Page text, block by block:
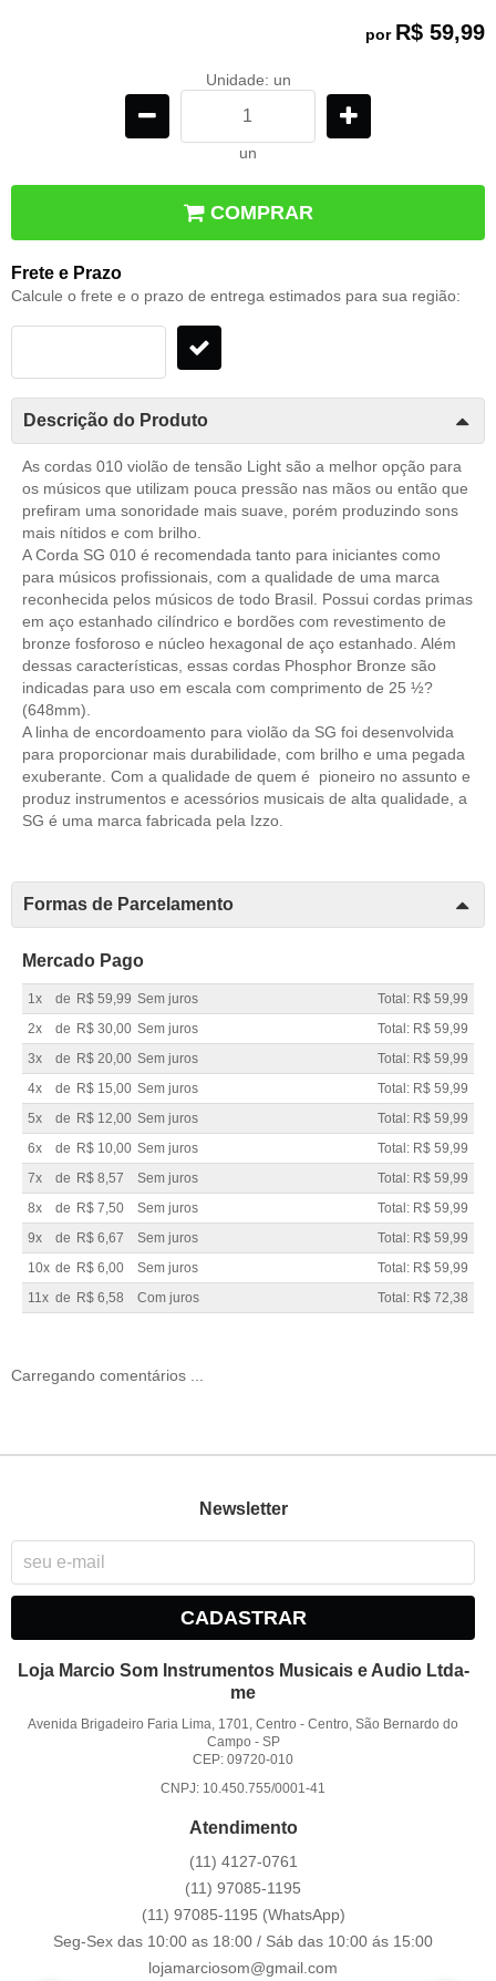
por R$ 59,99
Unidade: un
un
COMPRAR
Frete e Prazo
Calcule o frete e o prazo de entrega estimados para sua região:
Descrição do Produto
As cordas 010 violão de tensão Light são a melhor opção para
os músicos que utilizam pouca pressão nas mãos ou então que
prefiram uma sonoridade mais suave, porém produzindo sons
mais nítidos e com brilho.
A Corda SG 010 é recomendada tanto para iniciantes como
para músicos profissionais, com a qualidade de uma marca
reconhecida pelos músicos de todo Brasil. Possui cordas primas
em aço estanhado cilíndrico e bordões com revestimento de
bronze fosforoso e núcleo hexagonal de aço estanhado. Além
dessas características, essas cordas Phosphor Bronze são
indicadas para uso em escala com comprimento de 25 ½?
(648mm).
A linha de encordoamento para violão da SG foi desenvolvida
para proporcionar mais durabilidade, com brilho e uma pegada
exuberante. Com a qualidade de quem é pioneiro no assunto e
produz instrumentos e acessórios musicais de alta qualidade, a
SG é uma marca fabricada pela Izzo.
Formas de Parcelamento
Mercado Pago
1x de R$ 59,99 Sem juros
Total: R$ 59,99
2x
de R$ 30,00 Sem juros
Total: R$ 59,99
3x
de R$ 20,00 Sem juros
Total: R$ 59,99
4x
de R$ 15,00 Sem juros
Total: R$ 59,99
5x
de R$ 12,00 Sem juros
Total: R$ 59,99
6x
de R$ 10,00 Sem juros
Total: R$ 59,99
7x
de R$ 8,57 Sem juros
Total: R$ 59,99
8x
de R$ 7,50 Sem juros
Total: R$ 59,99
9x
de R$ 6,67 Sem juros
Total: R$ 59,99
10x de R$ 6,00 Sem juros
Total: R$ 59,99
11x de R$ 6,58 Com juros Total: R$ 72,38
Carregando comentários ...
Newsletter
CADASTRAR
Loja Marcio Som Instrumentos Musicais e Audio Ltda-
me
Avenida Brigadeiro Faria Lima, 1701, Centro -Centro, São Bernardo do
Campo - SP
CEP: 09720-010
CNPJ: 10.450.755/0001-41
Atendimento
(11) 4127-0761
(11) 97085-1195
(11) 97085-1195 (WhatsApp)
Seg-Sex das 10:00 as 18:00 / Sáb das 10:00 ás 15:00
lojamarciosom@gmail.com